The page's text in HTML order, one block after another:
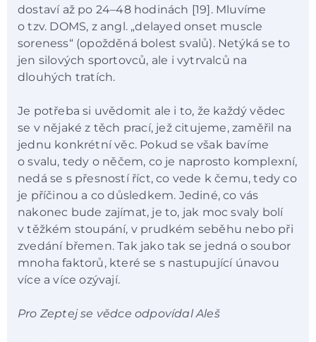
dostaví až po 24–48 hodinách [19]. Mluvíme
o tzv. DOMS, z angl. „delayed onset muscle
soreness“ (opožděná bolest svalů). Netýká se to
jen silových sportovců, ale i vytrvalců na
dlouhých tratích.
Je potřeba si uvědomit ale i to, že každý vědec
se v nějaké z těch prací, jež citujeme, zaměřil na
jednu konkrétní věc. Pokud se však bavíme
o svalu, tedy o něčem, co je naprosto komplexní,
nedá se s přesností říct, co vede k čemu, tedy co
je příčinou a co důsledkem. Jediné, co vás
nakonec bude zajímat, je to, jak moc svaly bolí
v těžkém stoupání, v prudkém seběhu nebo při
zvedání břemen. Tak jako tak se jedná o soubor
mnoha faktorů, které se s nastupující únavou
více a více ozývají.
Pro Zeptej se vědce odpovídal Aleš